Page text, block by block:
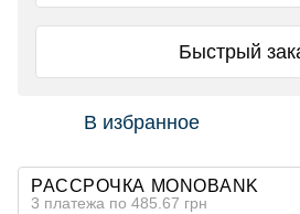
Быстрый
В избранное
РАССРОЧКА MONOBANK
3 платежа по 485.67 грн